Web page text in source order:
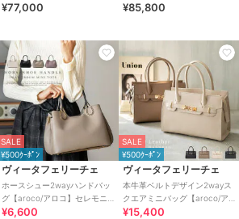
マルバッグ（商品番号：P25-
¥77,000
マルバッグ（商品番号：P25-
¥85,800
SALE
¥500ｸｰﾎﾟﾝ
ヴィータフェリーチェ
ホースシュー2wayハンドバッ
グ【aroco/アロコ】セレモニ
ー向け
¥6,600
SALE
¥500ｸｰﾎﾟﾝ
ヴィータフェリーチェ
本牛革ベルトデザイン2wayス
クエアミニバッグ【aroco/ア
ロコ】セレモニー向け
¥15,400